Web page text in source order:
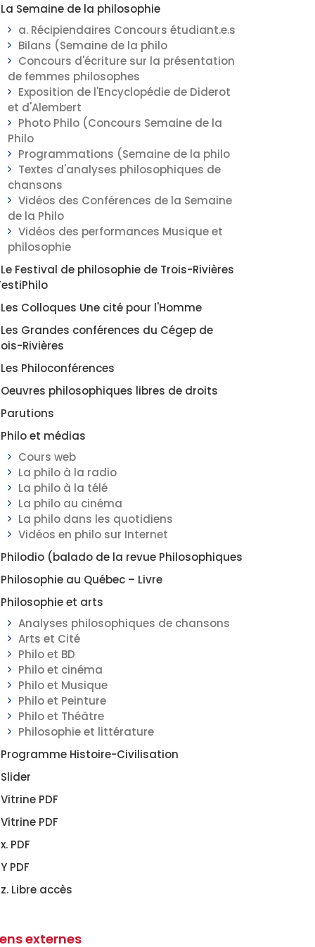
La Semaine de la philosophie
a. Récipiendaires Concours étudiant.e.s
Bilans (Semaine de la philo
Concours d'écriture sur la présentation
de femmes philosophes
Exposition de l'Encyclopédie de Diderot
et d'Alembert
Photo Philo (Concours Semaine de la
Philo
Programmations (Semaine de la philo
Textes d'analyses philosophiques de
chansons
Vidéos des Conférences de la Semaine
de la Philo
Vidéos des performances Musique et
philosophie
Le Festival de philosophie de Trois-Rivières
Les Colloques Une cité pour l'Homme
Les Grandes conférences du Cégep de
Rivières
Les Philoconférences
Oeuvres philosophiques libres de droits
Parutions
Philo et médias
Cours web
La philo à la radio
La philo à la télé
La philo au cinéma
La philo dans les quotidiens
Vidéos en philo sur Internet
Philodio (balado de la revue Philosophiques
Philosophie au Québec – Livre
Philosophie et arts
Analyses philosophiques de chansons
Arts et Cité
Philo et BD
Philo et cinéma
Philo et Musique
Philo et Peinture
Philo et Théâtre
Philosophie et littérature
Programme Histoire-Civilisation
Slider
Vitrine PDF
Vitrine PDF
x. PDF
Y PDF
z. Libre accès
externes